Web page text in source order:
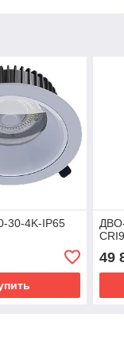
30-4K-IP65
49